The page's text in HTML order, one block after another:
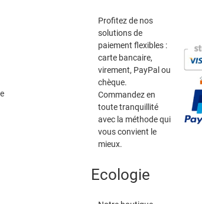
Profitez de nos
solutions de
paiement flexibles :
carte bancaire,
virement, PayPal ou
chèque.
Commandez en
toute tranquillité
avec la méthode qui
vous convient le
mieux.
Ecologie